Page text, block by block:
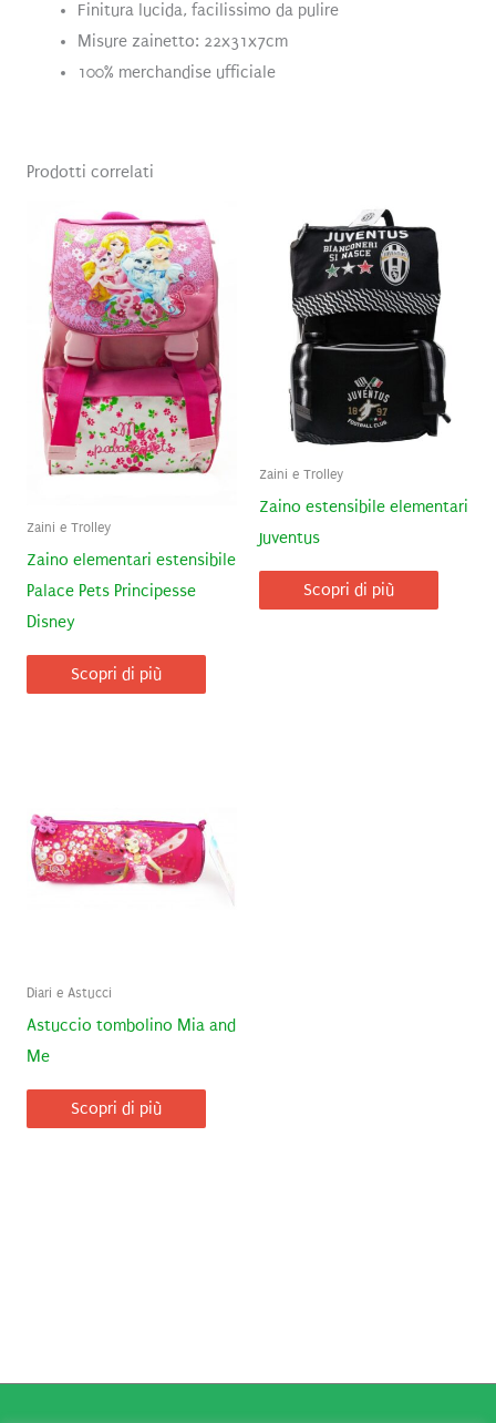
Finitura lucida, facilissimo da pulire
Misure zainetto: 22x31x7cm
100% merchandise ufficiale
Prodotti correlati
Zaini e Trolley
Zaino elementari estensibile
Palace Pets Principesse
Disney
Scopri di più
Zaini e Trolley
Zaino estensibile elementari
Juventus
Scopri di più
Diari e Astucci
Astuccio tombolino Mia and
Me
Scopri di più